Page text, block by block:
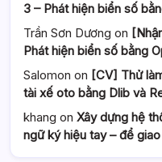
3 – Phát hiện biển số
Trần Sơn Dương on
Phát hiện biển số bằng
Salomon on [CV] Thử
tài xế oto bằng Dlib và
khang on Xây dựng hệ
ngữ ký hiệu tay – để